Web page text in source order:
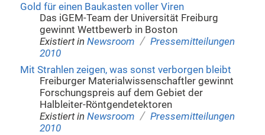
Gold für einen Baukasten voller Viren
Das iGEM-Team der Universität Freiburg
gewinnt Wettbewerb in Boston
Existiert in Newsroom / Pressemitteilungen
2010
Mit Strahlen zeigen, was sonst verborgen bleibt
Freiburger Materialwissenschaftler gewinnt
Forschungspreis auf dem Gebiet der
Halbleiter-Röntgendetektoren
Existiert in Newsroom / Pressemitteilungen
2010